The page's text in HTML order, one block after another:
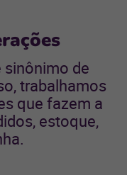
sinônimo de
trabalhamos
que fazem a
estoque,